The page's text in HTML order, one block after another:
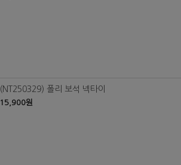
(NT250329) 폴리 보석 넥타이
15,900원